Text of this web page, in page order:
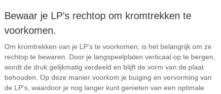
Bewaar je LP’s rechtop om kromtrekken te
voorkomen.
Om kromtrekken van je LP’s te voorkomen, is het belangrijk om ze
rechtop te bewaren. Door je langspeelplaten verticaal op te bergen,
wordt de druk gelijkmatig verdeeld en blijft de vorm van de plaat
behouden. Op deze manier voorkom je buiging en vervorming van
de LP’s, waardoor je nog langer kunt genieten van een optimale